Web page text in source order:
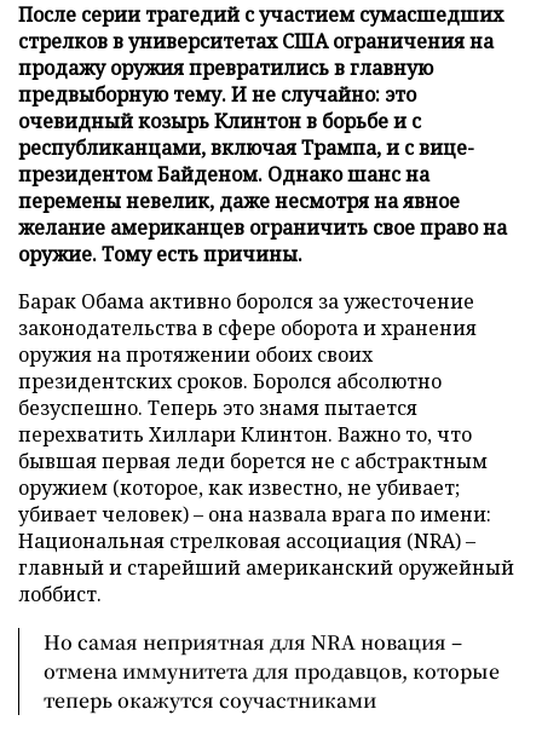
После серии трагедий с участием сумасшедших
стрелков в университетах США ограничения на
продажу оружия превратились в главную
предвыборную тему. И не случайно: это
очевидный козырь Клинтон в борьбе и с
республиканцами, включая Трампа, и с вице-
президентом Байденом. Однако шанс на
перемены невелик, даже несмотря на явное
желание американцев ограничить свое право на
оружие. Тому есть причины.
Барак Обама активно боролся за ужесточение
законодательства в сфере оборота и хранения
оружия на протяжении обоих своих
президентских сроков. Боролся абсолютно
безуспешно. Теперь это знамя пытается
перехватить Хиллари Клинтон. Важно то, что
бывшая первая леди борется не с абстрактным
оружием (которое, как известно, не убивает;
убивает человек) – она назвала врага по имени:
Национальная стрелковая ассоциация (NRA) –
главный и старейший американский оружейный
лоббист.
Но самая неприятная для NRA новация –
отмена иммунитета для продавцов, которые
теперь окажутся соучастниками